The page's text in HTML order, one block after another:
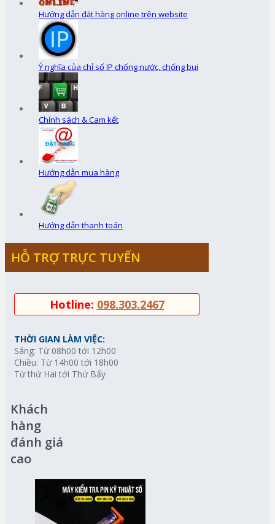
Hướng dẫn đặt hàng online trên website
Ý nghĩa của chỉ số IP chống nước, chống bụi
Chính sách & Cam kết
Hướng dẫn mua hàng
Hướng dẫn thanh toán
HỖ TRỢ TRỰC TUYẾN
Hotline: 098.303.2467
THỜI GIAN LÀM VIỆC:
Sáng: Từ 08h00 tới 12h00
Chiều: Từ 14h00 tới 18h00
Từ thứ Hai tới Thứ Bẩy
Khách
hàng
đánh giá
cao